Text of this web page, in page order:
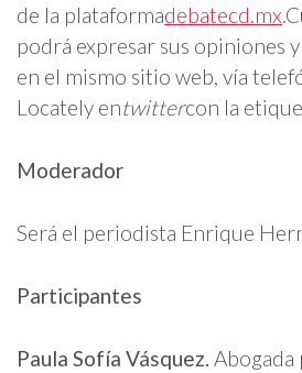
de la plataformadebatecd.mx.
podrá expresar sus opiniones
en el mismo sitio web, vía
Locately entwittercon la
Moderador
Será el periodista Enrique
Participantes
Paula Sofía Vásquez. Abogada